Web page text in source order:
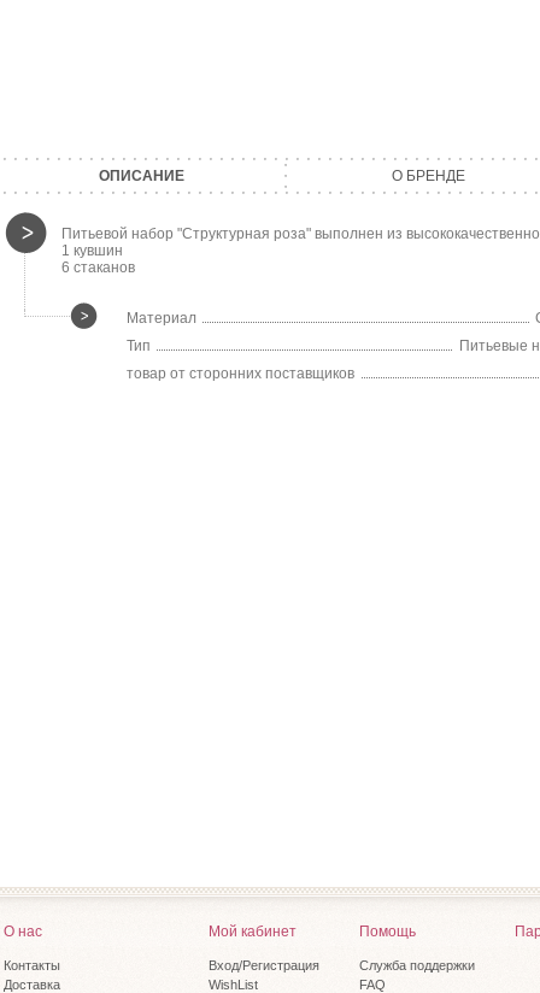
ОПИСАНИЕ О БРЕНДЕ
Питьевой набор "Структурная роза" выполнен из
1 кувшин
6 стаканов
Материал
Тип
Питьевые
товар от сторонних поставщиков
О нас
Контакты
Доставка
Мой кабинет
Вход/Регистрация
WishList
Помощь
Служба поддержки
FAQ